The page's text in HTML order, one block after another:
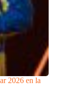
2026 en la